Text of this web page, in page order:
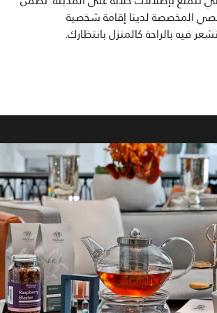
المخصصة لدينا إقامة شخصية
فيه بالراحة كالمنزل بانتظارك.
Tamara Pool
Your serene escape for refreshing
bites, and sun-soaked
استكشف